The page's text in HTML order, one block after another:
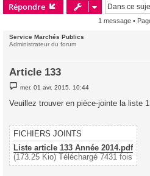
Répondre
1 message •
Service Marchés Publics
Administrateur du forum
Article 133
e
s
e
mer. 01 avr. 2015, 10:44
Veuillez trouver en pièce-jointe la liste
FICHIERS JOINTS
Liste article 133 Année 2014.pdf
(173.25 Kio) Téléchargé 7431 fois